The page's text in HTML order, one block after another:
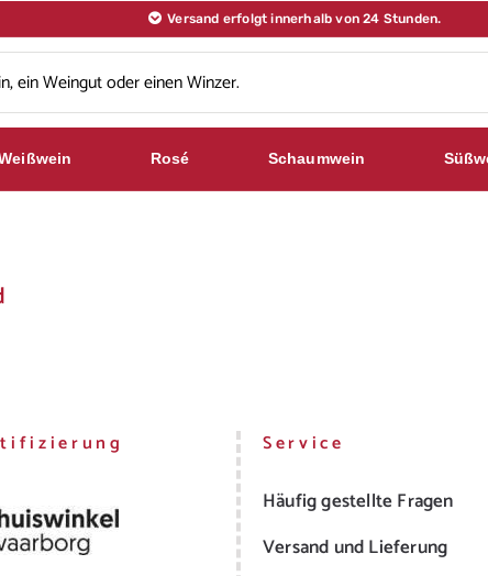
Versand erfolgt innerhalb von 24 Stunden.
Rosé Schaumwein
Service
Häufig gestellte Fragen
Versand und Lieferung